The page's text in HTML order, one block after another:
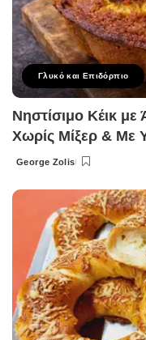
Γλυκό και Επιδόρπιο
Νηστίσιμο Κέικ
Χωρίς Μίξερ & Με
Posted
George Zolis